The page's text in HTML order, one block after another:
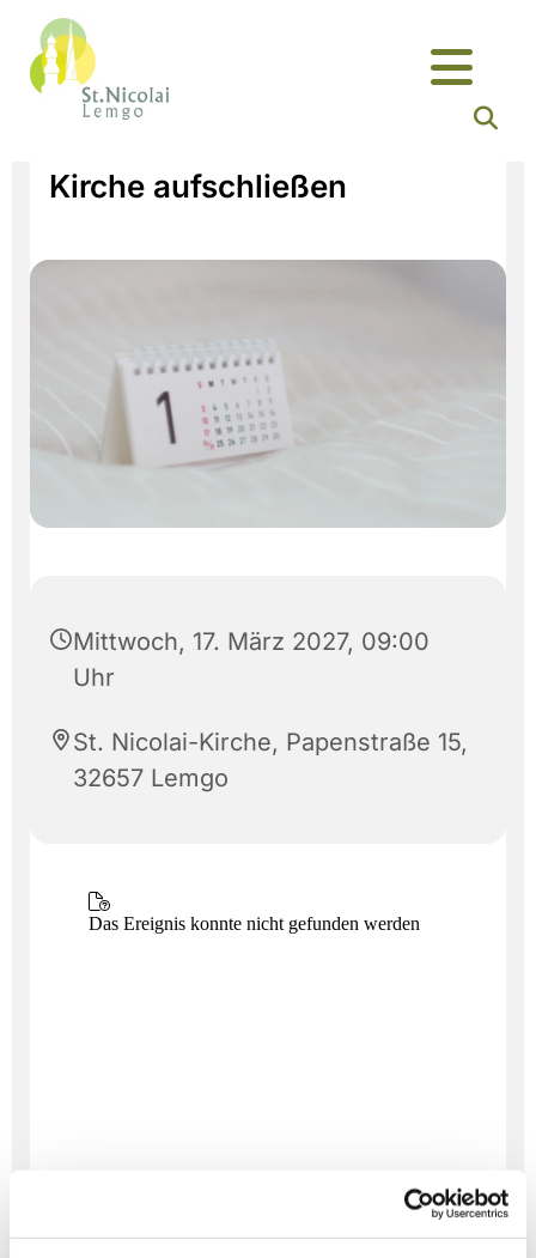
Kirche aufschließen
Mittwoch, 17. März 2027, 09:00
Uhr
St. Nicolai-Kirche, Papenstraße 15,
32657 Lemgo